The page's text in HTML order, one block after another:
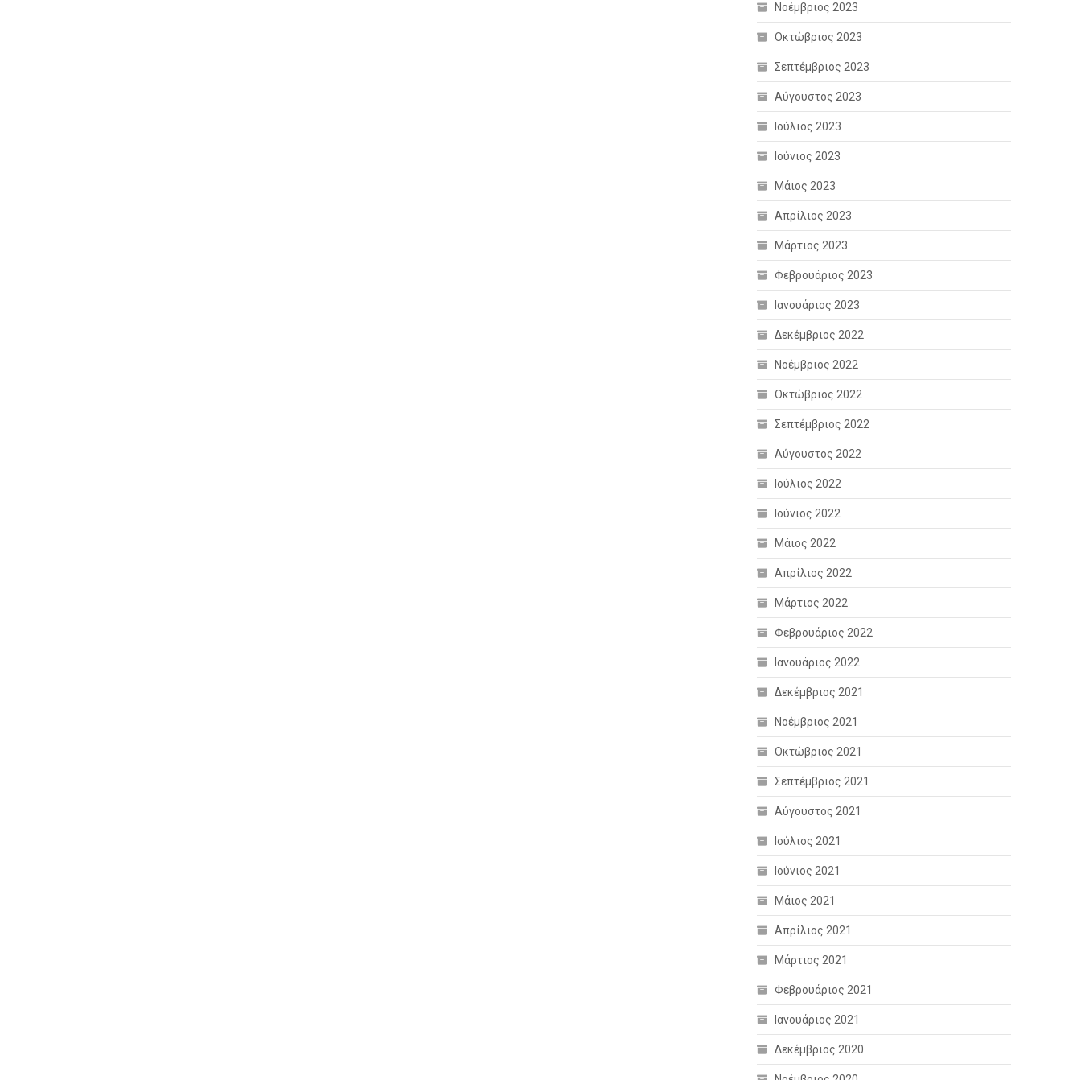
Νοέμβριος 2023
Οκτώβριος 2023
Σεπτέμβριος 2023
Αύγουστος 2023
Ιούλιος 2023
Ιούνιος 2023
Μάιος 2023
Απρίλιος 2023
Μάρτιος 2023
Φεβρουάριος 2023
Ιανουάριος 2023
Δεκέμβριος 2022
Νοέμβριος 2022
Οκτώβριος 2022
Σεπτέμβριος 2022
Αύγουστος 2022
Ιούλιος 2022
Ιούνιος 2022
Μάιος 2022
Απρίλιος 2022
Μάρτιος 2022
Φεβρουάριος 2022
Ιανουάριος 2022
Δεκέμβριος 2021
Νοέμβριος 2021
Οκτώβριος 2021
Σεπτέμβριος 2021
Αύγουστος 2021
Ιούλιος 2021
Ιούνιος 2021
Μάιος 2021
Απρίλιος 2021
Μάρτιος 2021
Φεβρουάριος 2021
Ιανουάριος 2021
Δεκέμβριος 2020